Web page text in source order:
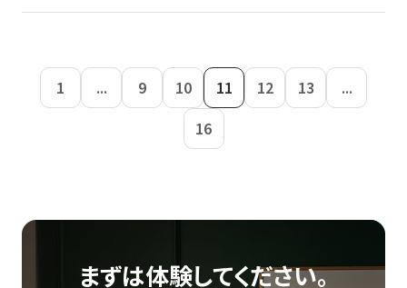
1 ... 9 10 11 12 13
...
16
まずは体験してください。